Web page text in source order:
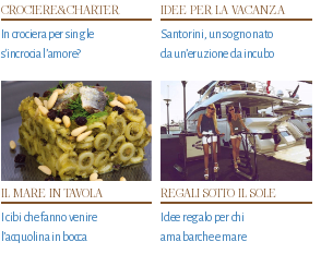
CROCIERE&CHARTER
In crociera per single
s'incrocia l’amore?
IDEE PER LA VACANZA
Santorini, un sogno nato
da un’eruzione da incubo
IL MARE IN TAVOLA
I cibi che fanno venire
l’acquolina in bocca
REGALI SOTTO IL SOLE
Idee regalo per chi
ama barche e mare